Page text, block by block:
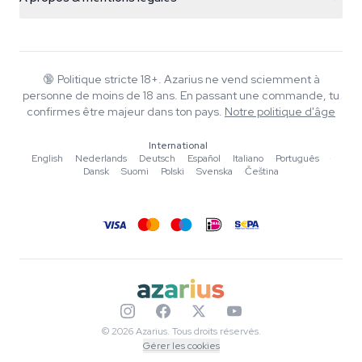
Politique de retour
Politique de confidentialité
Wiki
Musique
Normes éditoriales
Outils & Calculateurs
🔞 Politique stricte 18+. Azarius ne vend sciemment à
personne de moins de 18 ans. En passant une commande, tu
confirmes être majeur dans ton pays. Notre politique d'âge
International
English
·Nederlands ·Deutsch ·Español ·Italiano ·Português
·
Dansk
·Suomi ·Polski ·Svenska ·Čeština
© 2026 Azarius. Tous droits réservés.
Gérer les cookies